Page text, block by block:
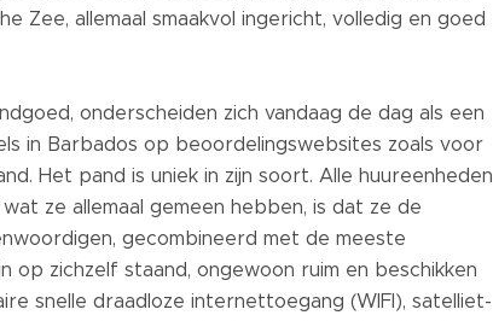
Zee, allemaal smaakvol ingericht, volledig en goed
onderscheiden zich vandaag de dag als een
in Barbados op beoordelingswebsites zoals voor
Het pand is uniek in zijn soort. Alle huureenheden
ze allemaal gemeen hebben, is dat ze de
gecombineerd met de meeste
op zichzelf staand, ongewoon ruim en beschikken
snelle draadloze internettoegang (WIFI), satelliet-